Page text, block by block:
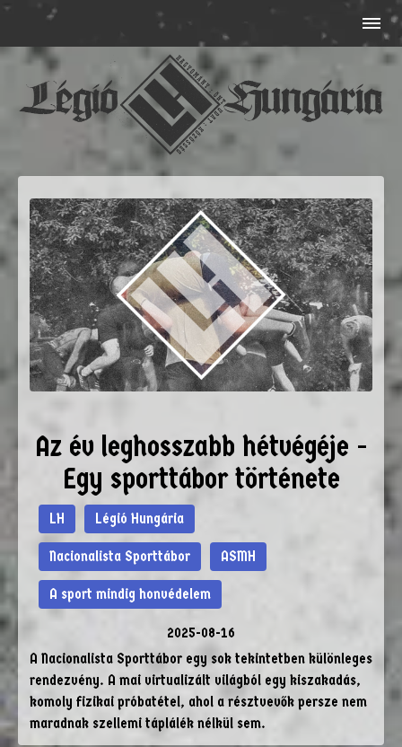
Az év leghosszabb hétvégéje -
Egy sporttábor története
LH Légió Hungária
Nacionalista Sporttábor ASMH
A sport mindig honvédelem
2025-08-16
A Nacionalista Sporttábor egy sok tekintetben különleges
rendezvény. A mai virtualizált világból egy kiszakadás,
komoly fizikai próbatétel, ahol a résztvevők persze nem
maradnak szellemi táplálék nélkül sem.